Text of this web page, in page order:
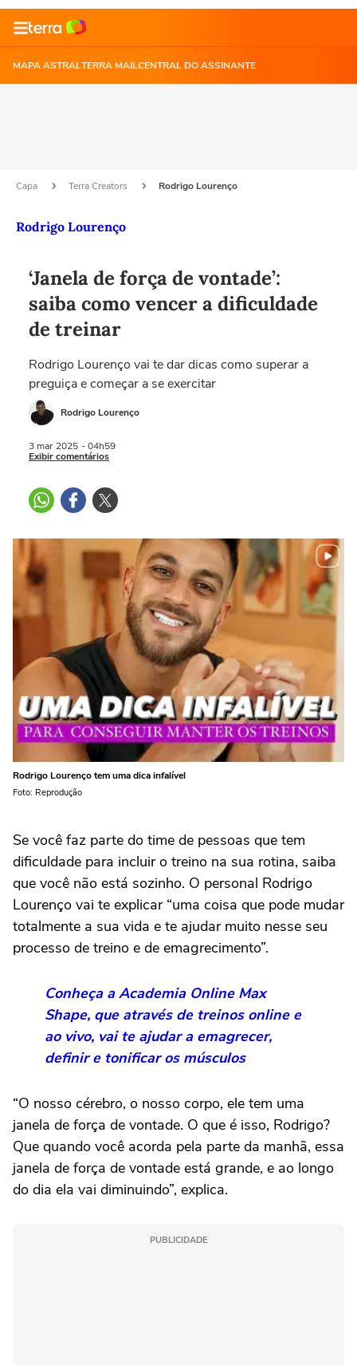
MAPA ASTRALTERRA MAILCENTRAL DO ASSINANTE
Capa Terra Creators Rodrigo Lourenço
Rodrigo Lourenço
‘Janela de força de vontade’:
saiba como vencer a dificuldade
de treinar
Rodrigo Lourenço vai te dar dicas como superar a
preguiça e começar a se exercitar
Rodrigo Lourenço
3 mar 2025 - 04h59
Exibir comentários
Rodrigo Lourenço tem uma dica infalível
Foto: Reprodução
Se você faz parte do time de pessoas que tem
dificuldade para incluir o treino na sua rotina, saiba
que você não está sozinho. O personal Rodrigo
Lourenço vai te explicar “uma coisa que pode mudar
totalmente a sua vida e te ajudar muito nesse seu
processo de treino e de emagrecimento”.
Conheça a Academia Online Max
Shape, que através de treinos online e
ao vivo, vai te ajudar a emagrecer,
definir e tonificar os músculos
“O nosso cérebro, o nosso corpo, ele tem uma
janela de força de vontade. O que é isso, Rodrigo?
Que quando você acorda pela parte da manhã, essa
janela de força de vontade está grande, e ao longo
do dia ela vai diminuindo”, explica.
PUBLICIDADE